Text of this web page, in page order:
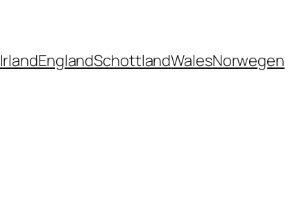
IrlandEnglandSchottlandWalesNorwegen